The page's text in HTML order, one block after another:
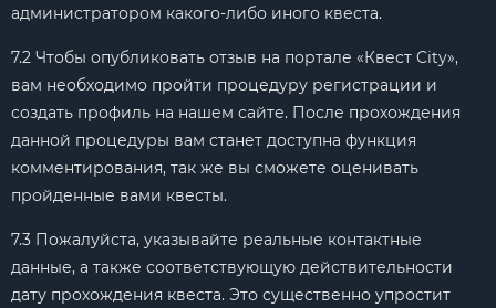
администратором какого-либо иного квеста.
7.2 Чтобы опубликовать отзыв на портале «Квест City»,
вам необходимо пройти процедуру регистрации и
создать профиль на нашем сайте. После прохождения
данной процедуры вам станет доступна функция
комментирования, так же вы сможете оценивать
пройденные вами квесты.
7.3 Пожалуйста, указывайте реальные контактные
данные, а также соответствующую действительности
дату прохождения квеста. Это существенно упростит